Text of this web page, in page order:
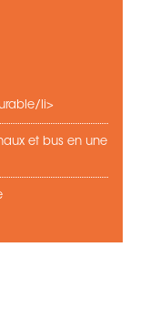
li>
et bus en une